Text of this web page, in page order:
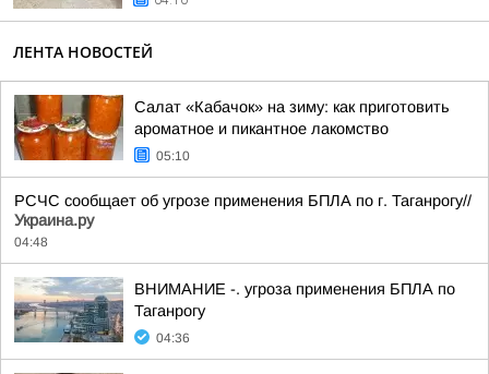
ЛЕНТА НОВОСТЕЙ
Салат «Кабачок» на зиму: как приготовить
ароматное и пикантное лакомство
05:10
РСЧС сообщает об угрозе применения БПЛА по г. Таганрогу//
Украина.ру
04:48
ВНИМАНИЕ -. угроза применения БПЛА по
Таганрогу
04:36